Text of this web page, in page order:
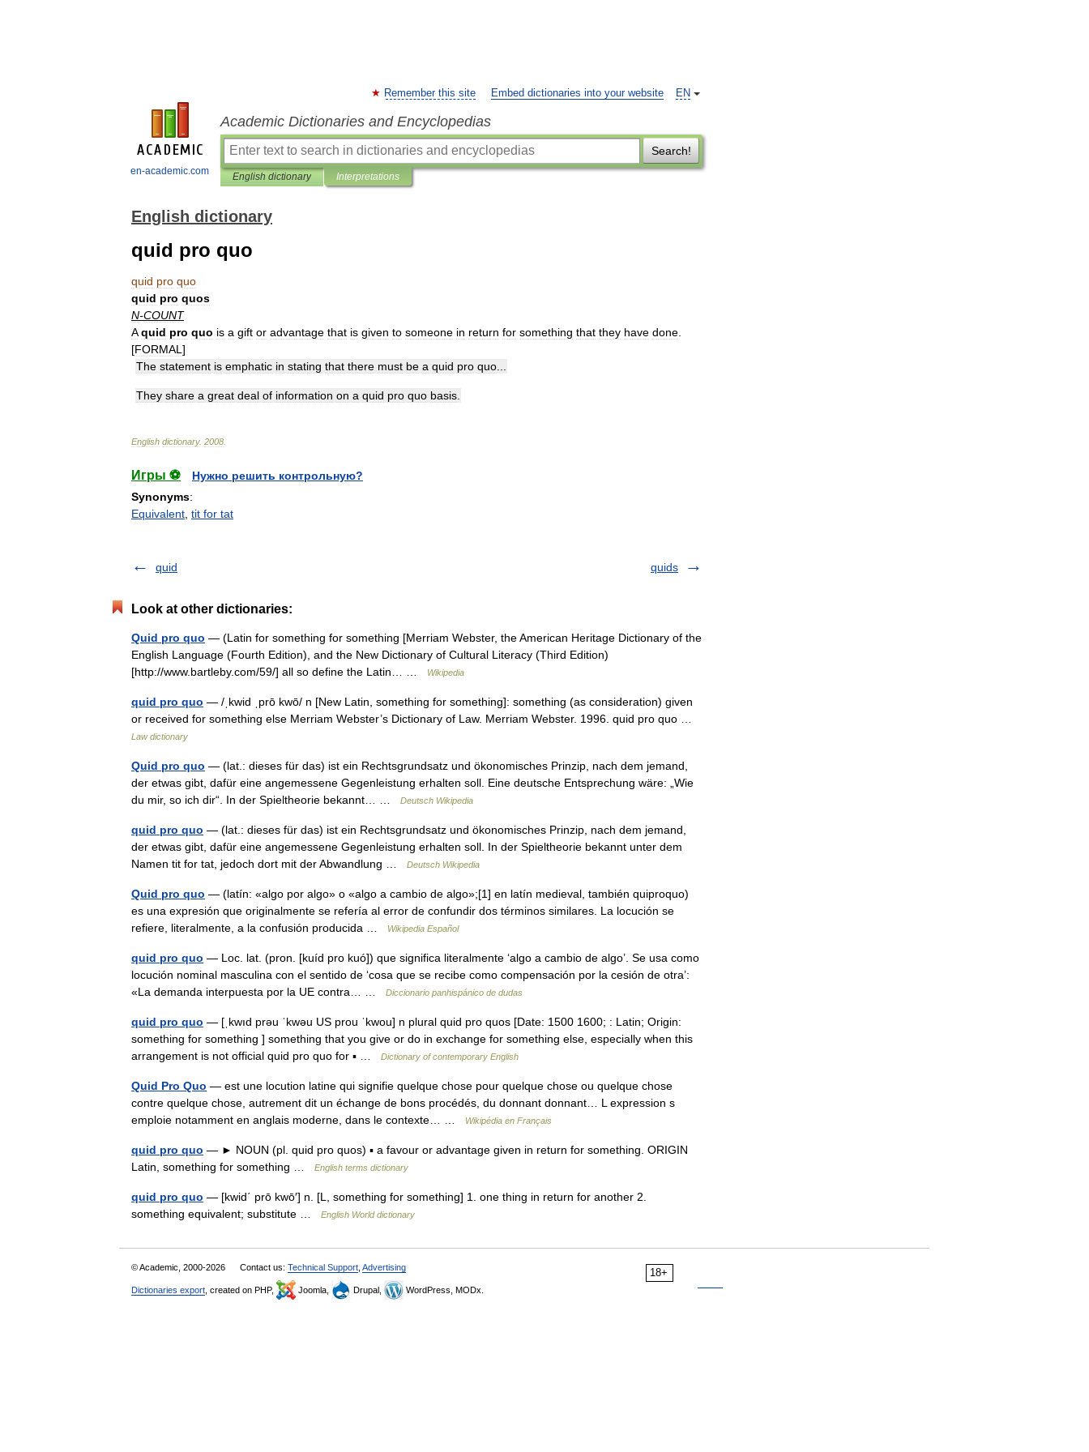
en-academic.com
EN
Remember this site Embed dictionaries into your website
Academic Dictionaries and Encyclopedias
Search!
English dictionary Interpretations
English dictionary
quid pro quo
quid pro quo
quid pro quos
N-COUNT
A quid pro quo is a gift or advantage that is given to someone in return for something that they have done
[FORMAL ]
The statement is emphatic in stating that there must be a quid pro quo
They share a great deal of information on a quid pro quo basis
English dictionary. 2008
Игры ⚽
Нужно решить контрольную?
Synonyms:
Equivalent tit for tat
quid quids
Look at other dictionaries:
Quid pro quo — (Latin for something for something [Merriam Webster, the American Heritage Dictionary of the
English Language (Fourth Edition), and the New Dictionary of Cultural Literacy (Third Edition)
[http://www.bartleby.com/59/] all so define the Latin… …
Wikipedia
quid pro quo — /ˌkwid ˌprō kwō/ n [New Latin, something for something]: something (as consideration) given
or received for something else Merriam Webster’s Dictionary of Law. Merriam Webster. 1996. quid pro quo …
Law dictionary
Quid pro quo — (lat.: dieses für das) ist ein Rechtsgrundsatz und ökonomisches Prinzip, nach dem jemand,
der etwas gibt, dafür eine angemessene Gegenleistung erhalten soll. Eine deutsche Entsprechung wäre: „Wie
du mir, so ich dir“. In der Spieltheorie bekannt… …
Deutsch Wikipedia
quid pro quo — (lat.: dieses für das) ist ein Rechtsgrundsatz und ökonomisches Prinzip, nach dem jemand,
der etwas gibt, dafür eine angemessene Gegenleistung erhalten soll. In der Spieltheorie bekannt unter dem
Namen tit for tat, jedoch dort mit der Abwandlung …
Deutsch Wikipedia
Quid pro quo — (latín: «algo por algo» o «algo a cambio de algo»;[1] en latín medieval, también quiproquo)
es una expresión que originalmente se refería al error de confundir dos términos similares. La locución se
refiere, literalmente, a la confusión producida …
Wikipedia Español
quid pro quo — Loc. lat. (pron. [kuíd pro kuó]) que significa literalmente ‘algo a cambio de algo’. Se usa como
locución nominal masculina con el sentido de ‘cosa que se recibe como compensación por la cesión de otra’:
«La demanda interpuesta por la UE contra… …
Diccionario panhispánico de dudas
quid pro quo — [ˌkwıd prəu ˈkwəu US prou ˈkwou] n plural quid pro quos [Date: 1500 1600; : Latin; Origin:
something for something ] something that you give or do in exchange for something else, especially when this
arrangement is not official quid pro quo for ▪ …
Dictionary of contemporary English
Quid Pro Quo — est une locution latine qui signifie quelque chose pour quelque chose ou quelque chose
contre quelque chose, autrement dit un échange de bons procédés, du donnant donnant… L expression s
emploie notamment en anglais moderne, dans le contexte… …
Wikipédia en Français
quid pro quo — ► NOUN (pl. quid pro quos) ▪ a favour or advantage given in return for something. ORIGIN
Latin, something for something …
English terms dictionary
quid pro quo — [kwid΄ prō kwō′] n. [L, something for something] 1. one thing in return for another 2.
something equivalent; substitute …
English World dictionary
18+
© Academic, 2000-2026 Contact us: Technical Support Advertising
Dictionaries export , created on PHP, Joomla, Drupal, WordPress, MODx.